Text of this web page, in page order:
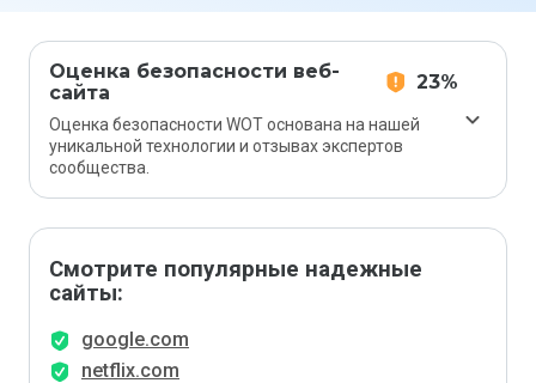
Оценка безопасности веб-
сайта
23%
Оценка безопасности WOT основана на нашей
уникальной технологии и отзывах экспертов
сообщества.
Смотрите популярные надежные
сайты:
google.com
netflix.com